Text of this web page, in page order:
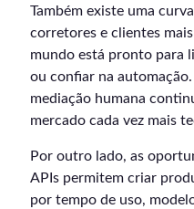
Também existe uma
corretores e clientes
mundo está pronto para
ou confiar na
mediação humana
mercado cada vez mais
Por outro lado, as
APIs permitem criar
por tempo de uso,